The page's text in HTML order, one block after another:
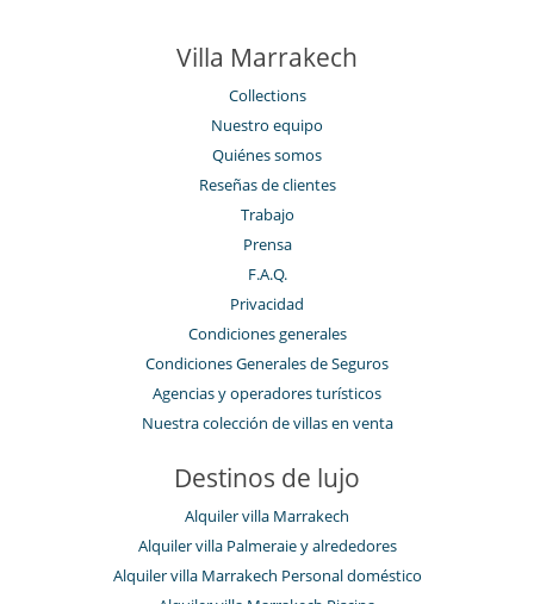
Villa Marrakech
Collections
Nuestro equipo
Quiénes somos
Reseñas de clientes
Trabajo
Prensa
F.A.Q.
Privacidad
Condiciones generales
Condiciones Generales de Seguros
Agencias y operadores turísticos
Nuestra colección de villas en venta
Destinos de lujo
Alquiler villa Marrakech
Alquiler villa Palmeraie y alrededores
Alquiler villa Marrakech Personal doméstico